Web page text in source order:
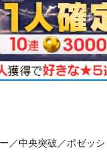
／中央突破／ポゼッ